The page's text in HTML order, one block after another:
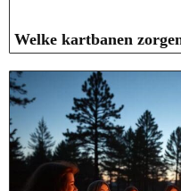
Welke kartbanen